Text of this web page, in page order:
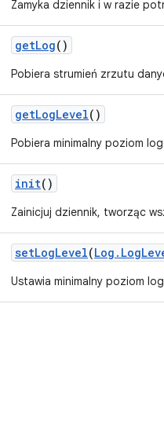
Zamyka dziennik i w razie
getLog()
Pobiera strumień zrzutu
getLogLevel()
Pobiera minimalny poziom
init()
Zainicjuj dziennik, tworząc
setLogLevel(Log . Log
Ustawia minimalny poziom